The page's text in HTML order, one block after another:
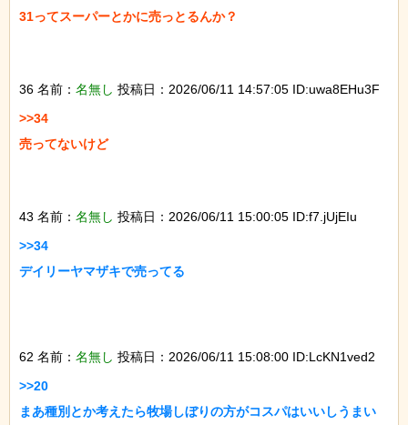
31ってスーパーとかに売っとるんか？
36 名前： 名無し 投稿日：2026/06/11 14:57:05 ID:uwa8EHu3F
>>34
売ってないけど
43 名前： 名無し 投稿日：2026/06/11 15:00:05 ID:f7.jUjEIu
>>34
デイリーヤマザキで売ってる
62 名前： 名無し 投稿日：2026/06/11 15:08:00 ID:LcKN1ved2
>>20
まあ種別とか考えたら牧場しぼりの方がコスパはいいしうまい